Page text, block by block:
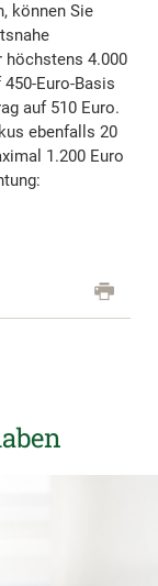
können Sie
höchstens 4.000
Euro-Basis
auf 510 Euro.
ebenfalls 20
1.200 Euro